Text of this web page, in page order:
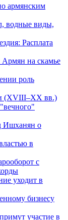
армянским
водные виды,
Расплата
на скамье
роль
(XVIII–XX вв.)
Ишханян о
в
с
уходит в
бизнесу
участие в